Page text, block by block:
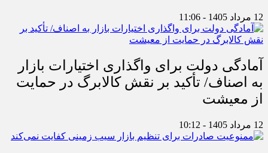
12 مرداد 1405 - 11:06
آمادگی دولت برای واگذاری اختیارات بازار
به اصناف/ تأکید بر نقش کالابرگ در حمایت
از معیشت
12 مرداد 1405 - 10:12